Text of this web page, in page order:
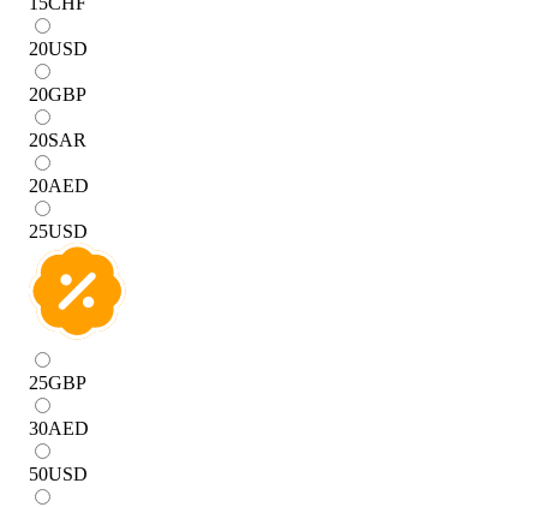
20USD
20GBP
20SAR
20AED
25USD
25GBP
30AED
50USD